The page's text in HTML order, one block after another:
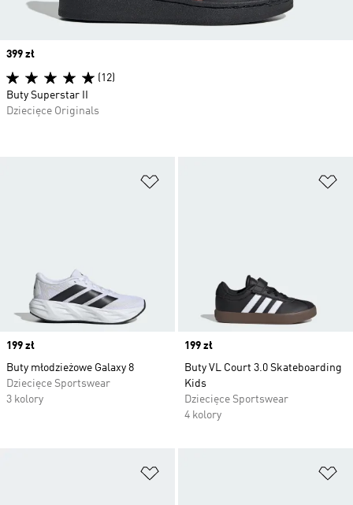
Price
199 zł
Buty młodzieżowe Galaxy 8
Dziecięce Sportswear
3 kolory
Price
199 zł
Buty VL Court 3.0 Skateboarding
Kids
Dziecięce Sportswear
4 kolory
Price
399 zł
(12)
Buty Superstar II
Dziecięce Originals